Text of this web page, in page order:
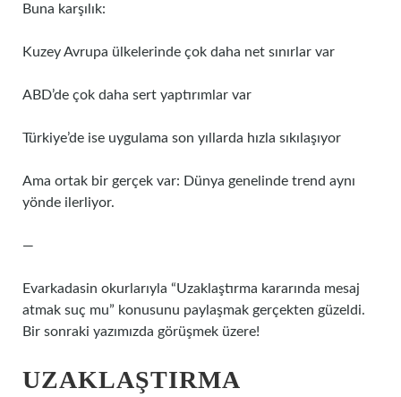
Buna karşılık:
Kuzey Avrupa ülkelerinde çok daha net sınırlar var
ABD’de çok daha sert yaptırımlar var
Türkiye’de ise uygulama son yıllarda hızla sıkılaşıyor
Ama ortak bir gerçek var: Dünya genelinde trend aynı
yönde ilerliyor.
—
Evarkadasin okurlarıyla “Uzaklaştırma kararında mesaj
atmak suç mu” konusunu paylaşmak gerçekten güzeldi.
Bir sonraki yazımızda görüşmek üzere!
UZAKLAŞTIRMA